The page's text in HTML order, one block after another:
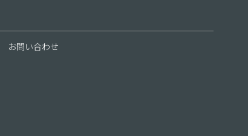
お問い合わせ